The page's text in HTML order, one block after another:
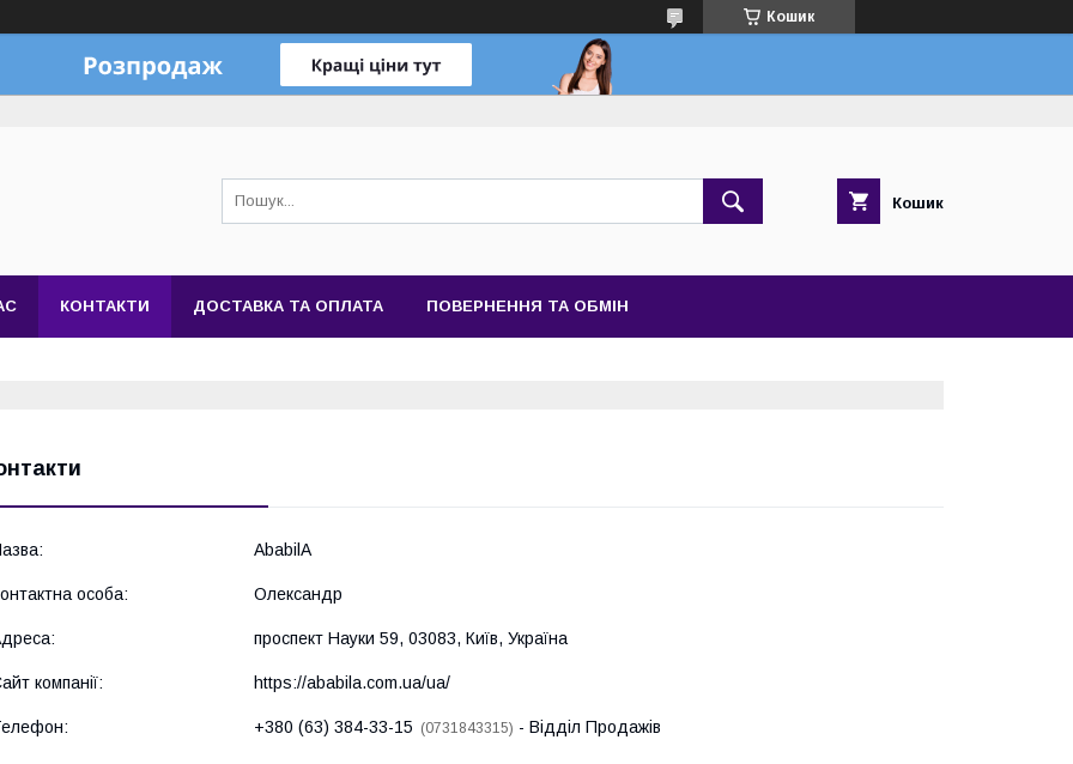
Кошик
Кошик
КОНТАКТИ ДОСТАВКА ТА ОПЛАТА ПОВЕРНЕННЯ ТА ОБМІН
AbabilA
Олександр
проспект Науки 59, 03083, Київ, Україна
https://ababila.com.ua/ua/
+380 (63) 384-33-15 0731843315 Відділ Продажів